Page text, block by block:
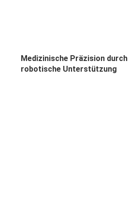
Medizinische Präzision durch
robotische Unterstützung